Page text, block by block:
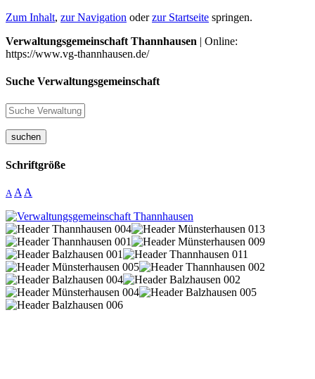
Zum Inhalt, zur Navigation oderzur Startseite springen.
Verwaltungsgemeinschaft Thannhausen | Online:
https://www.vg-thannhausen.de/
Suche Verwaltungsgemeinschaft
suchen
Schriftgröße
A A A